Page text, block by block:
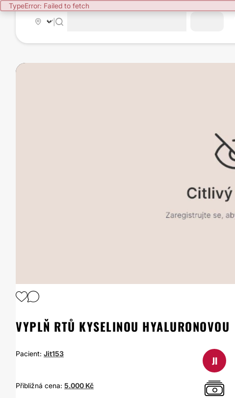
TypeError: Failed to fetch
VYPLŇ RTŮ KYSELINOU HYALURONOVOU
Pacient: Jit153
JI
Přibližná cena: 5.000 Kč